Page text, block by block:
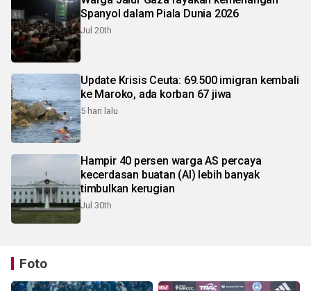
Spanyol dalam Piala Dunia 2026
Jul 20th
Update Krisis Ceuta: 69.500 imigran kembali
ke Maroko, ada korban 67 jiwa
5 hari lalu
Hampir 40 persen warga AS percaya
kecerdasan buatan (AI) lebih banyak
timbulkan kerugian
Jul 30th
Foto